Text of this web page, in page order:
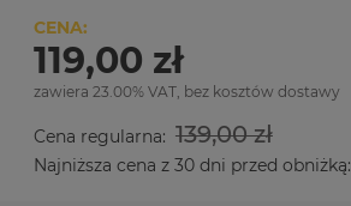
CENA:
119,00 zł
zawiera 23.00% VAT, bez kosztów dostawy
Cena regularna: 139,00 zł
Najniższa cena z 30 dni przed obniżką: